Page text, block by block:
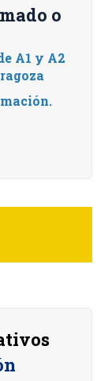
o
A1 y A2